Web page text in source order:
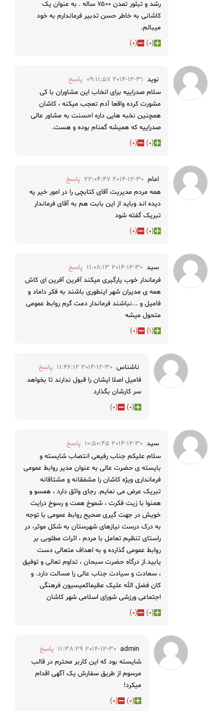
رشد و تبلور تمدن ۷۵۰۰ ساله . به عنوان یک
کاشانی به خاطر حسن تدبیر فرماندارم به خود
میبالم.
(
0
)
(
0
)
نوید 2014-12-31 09:11:57
پاسخ
سلام صدراییه برای انخاب این مشاوران با کی
مشورت کرده واقعا آدم تعجب میکنه ، کاشان
همچنین نخبه هایی داره احسنت به مشاور عالی
صدراییه که همیشه گمنام بوده و هست.
(
0
)
(
0
)
امام 2014-12-30 22:04:47
پاسخ
همه مردم مدیریت آقای کتابچی را در امور خیر یه
دیده اند وباید از این بابت هم به آقای فرماندار
تبریک گفته شود
(
0
)
(
0
)
سید 2014-12-30 11:08:13
پاسخ
فرماندار خوب یارگیری میکند آفرین آفرین ای کاش
همه ی مدیران شهر اینطوری باشند به فکر داماد و
فامیل و ...نباشند فرماندار دمت گرم روابط عمومی
متحول میشه
(
1
)
(
0
)
ناشناس 2014-12-30 11:46:12
پاسخ
فامیل اصلا ایشان را قبول ندارند تا بخواهد
سر کارشان بگذارد
(
0
)
(
0
)
سید 2014-12-30 10:50:45
پاسخ
سلام علیکم جناب رفیعی انتصاب شایسته و
بایسته ی حضرت عالی به عنوان مدیر روابط عمومی
فرمانداری ویژه کاشان را مشفقانه و مشتاقانه
تبریک عرض می نمایم. رجای واثق دارد ، همسو و
همنوا با زیت فکرت ، شموخ همت و رسوخ درایت
خویش در جهت گیری صحیح روابط عمومی با توجه
به درک درست نیازهای شهرستان به شکل موثر، در
راستای تنظیم تعامل با مردم ، اثرات مطلوبی بر
روابط عمومی گذارده و به اهداف متعالی دست
یابید.از درگاه حضرت سبحان ، تداوم تعالی و توفیق
، سعادت و سیادت جناب عالی را مسالت دارد. و
کان فضل الله علیک عظیماکمیسیون فرهنگی
اجتماعی ورزشی شورای اسلامی شهر کاشان
(
0
)
(
0
)
admin
2014-12-30 11:38:29
پاسخ
شایسته بود که این کاربر محترم در قالب
مرسوم از طریق سفارش یک آگهی اقدام
میکرد!
(
0
)
(
0
)